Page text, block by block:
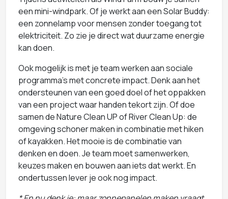
een mini-windpark. Of je werkt aan een Solar Buddy:
een zonnelamp voor mensen zonder toegang tot
elektriciteit. Zo zie je direct wat duurzame energie
kan doen.
Ook mogelijk is met je team werken aan sociale
programma’s met concrete impact. Denk aan het
ondersteunen van een goed doel of het oppakken
van een project waar handen tekort zijn. Of doe
samen de Nature Clean UP of River Clean Up: de
omgeving schoner maken in combinatie met hiken
of kayakken. Het mooie is de combinatie van
denken en doen. Je team moet samenwerken,
keuzes maken en bouwen aan iets dat werkt. En
ondertussen lever je ook nog impact.